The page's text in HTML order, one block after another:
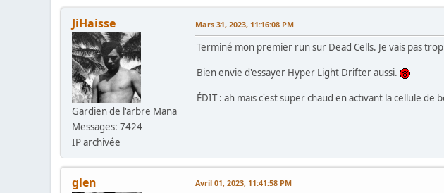
JiHaisse
Gardien de l'arbre Mana
Messages: 7424
IP archivée
Mars 31, 2023, 11:16:08 PM
Terminé mon premier run sur Dead Cells. Je vais pas
Bien envie d'essayer Hyper Light Drifter aussi.
ÉDIT : ah mais c'est super chaud en activant la cellule de
glen Avril 01, 2023, 11:41:58 PM